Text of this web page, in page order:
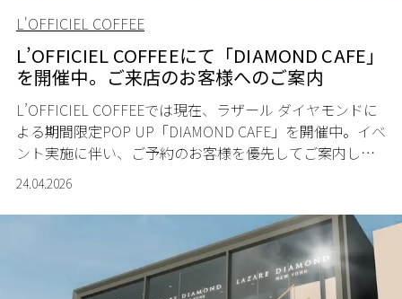
L'OFFICIEL COFFEE
L’OFFICIEL COFFEEにて「DIAMOND CAFE」
を開催中。ご来店のお客様へのご案内
L’OFFICIEL COFFEEでは現在、ラザール ダイヤモンドに
よる期間限定POP UP「DIAMOND CAFE」を開催中。イベ
ント実施に伴い、ご予約のお客様を優先してご案内して
おります。
24.04.2026